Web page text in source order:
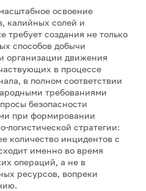
освоение
калийных солей и
требует создания не только
способов добычи
организации движения
в процессе
в полном соответствии
требованиями
безопасности
при формировании
логистической стратегии:
количество инцидентов с
именно во время
операций, а не в
ресурсов, вопреки